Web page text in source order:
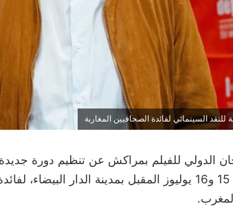
السينمائي لفائدة الصحافيين المغاربة
الدولي للفيلم بمراكش عن تنظيم دورة
النقد السينمائي، يومي 15 و16 يوليوز المقبل بمدينة